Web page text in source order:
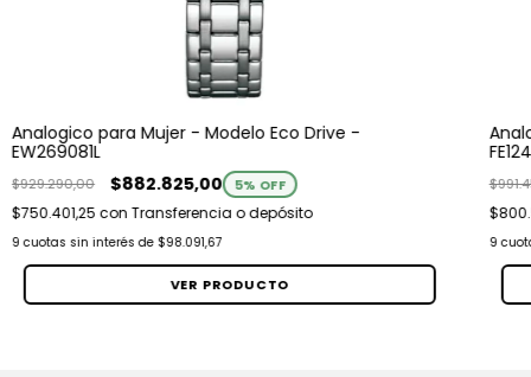
Analogico para Mujer - Modelo Eco Drive -
EW269081L
$929.290,00 $882.825,00 5% OFF
$750.401,25 con Transferencia o depósito
9 cuotas sin interés de $98.091,67
VER PRODUCTO
9